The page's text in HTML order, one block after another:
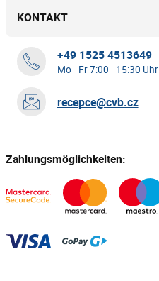
KONTAKT
+49 1525 4513649
Mo - Fr 7:00 - 15:30 Uhr
recepce@cvb.cz
Zahlungsmöglichkeiten: